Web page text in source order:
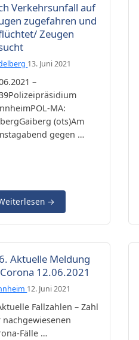
Verkehrsunfall auf
zugefahren und
Zeugen
13. Juni 2021
–
MA:
(ots)Am
gegen …
→
Aktuelle Meldung
12.06.2021
12. Juni 2021
Fallzahlen – Zahl
nachgewiesenen
Fälle …